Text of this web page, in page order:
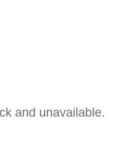
and unavailable.